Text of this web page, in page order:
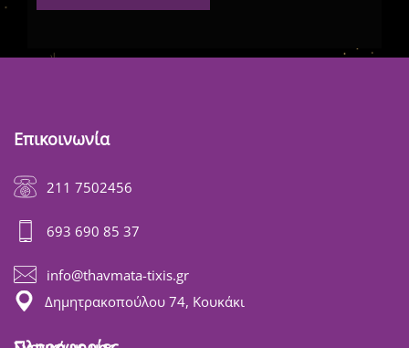
Επικοινωνία
211 7502456
693 690 85 37
info@thavmata-tixis.gr
Δημητρακοπούλου 74, Κουκάκι